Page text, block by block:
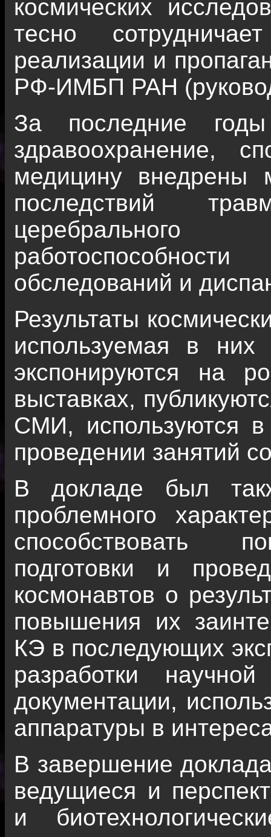
космических
тесно
реализации и
РФ-ИМБП РАН
За последние
здравоохранение,
медицину внедрены
последствий
церебрального
обследований и
Результаты
используемая в них
экспонируются на
выставках,
СМИ, используются в
проведении занятий
В докладе был
проблемного
способствовать
подготовки и
космонавтов о
повышения их
КЭ в последующих
разработки
документации,
аппаратуры в
В завершение
ведущиеся и
и